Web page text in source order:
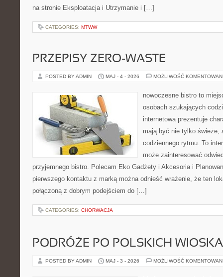
na stronie Eksploatacja i Utrzymanie i […]
CATEGORIES: MTWW
PRZEPISY ZERO-WASTE
POSTED BY ADMIN MAJ - 4 - 2026 MOŻLIWOŚĆ
nowoczesne bistro to
osobach szukających
internetowa prezentuje
mają być nie tylko świeże,
codziennego rytmu. To
może zainteresować
przyjemnego bistro. Polecam Eko Gadżety i Akcesoria i
pierwszego kontaktu z marką można odnieść wrażenie, że ten
połączoną z dobrym podejściem do […]
CATEGORIES: CHORWACJA
PODRÓŻE PO POLSKICH
POSTED BY ADMIN MAJ - 3 - 2026 MOŻLIWOŚĆ